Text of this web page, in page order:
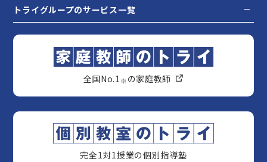
トライグループのサービス一覧
全国No.1 ※ の家庭教師
完全1対1授業の個別指導塾